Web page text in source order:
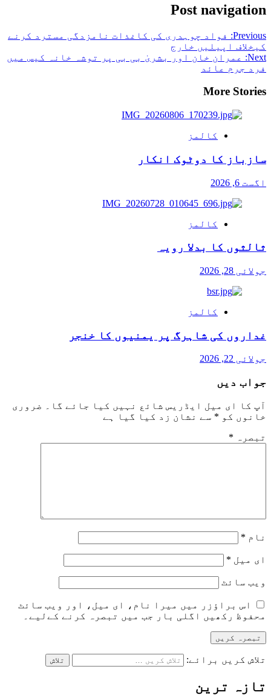
Post navigation
Previous:
فواد چوہدری کی کاغذات نامزدگی مسترد کرنے
کیخلاف اپیلیں خارج
Next:
عمران خان اور بشریٰ بی بی پر توشہ خانہ کیس میں
فرد جرم عائد
More Stories
کالمز
سازباز کا دوٹوک انکار
اگست 6, 2026
کالمز
ثالثوں کا بدلا رویہ
جولائی 28, 2026
کالمز
غداروں کی شاہرگ پر یمنیوں کا خنجر
جولائی 22, 2026
جواب دیں
آپ کا ای میل ایڈریس شائع نہیں کیا جائے گا۔
ضروری
خانوں کو * سے نشان زد کیا گیا ہے
تبصرہ *
نام *
ای میل *
ویب‌ سائٹ
اس براؤزر میں میرا نام، ای میل، اور ویب سائٹ
محفوظ رکھیں اگلی بار جب میں تبصرہ کرنے کےلیے۔
تلاش کریں برائے:
تازہ ترین